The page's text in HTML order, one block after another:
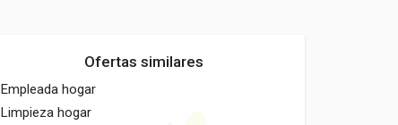
Ofertas similares
Empleada hogar
Limpieza hogar